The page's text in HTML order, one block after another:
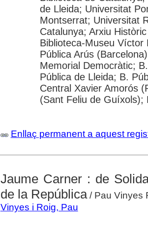
de Lleida; Universitat
Montserrat; Universitat
Catalunya; Arxiu
Biblioteca-Museu Víctor
Pública Arús
Memorial Democràtic;
Pública de Lleida; B.
Central Xavier Amorós
(Sant Feliu de Guíxols);
Enllaç permanent a aquest
Jaume Carner : de
de la República/ Pau Vinyes
Vinyes i Roig, Pau